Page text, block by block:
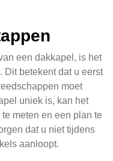
een dakkapel, is het
Dit betekent dat u eerst
moet
uniek is, kan het
meten en een plan te
dat u niet tijdens
aanloopt.